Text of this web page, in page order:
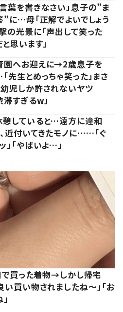
葉を書きなさい」息子の”ま
に…母「正解でよいでしょう
の光景に「声出して笑った
と思います」
園へお迎えに→2歳息子を
先生とめっちゃ笑った」まさ
児しか許されないヤツ
滞すぎるw」
憩していると…遠方に違和
近付いてきたモノに……「ぐ
」「やばいよ…」
買った着物→しかし帰宅
買い物されましたね～」「お